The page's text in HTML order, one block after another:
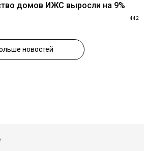
домов ИЖС выросли на 9%
442
новостей